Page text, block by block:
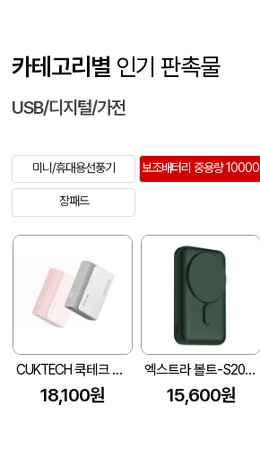
카테고리별 인기 판촉물
USB/디지털/가전
미니/휴대용선풍기 보조배터리 중용량 10000
장패드
CUKTECH 쿡테크 미니 포켓 보조배터리 10000mAh 30W
18,100원
엑스트라 볼트-S20 고속무선충전 보조배터리 10,000mAh
15,600원